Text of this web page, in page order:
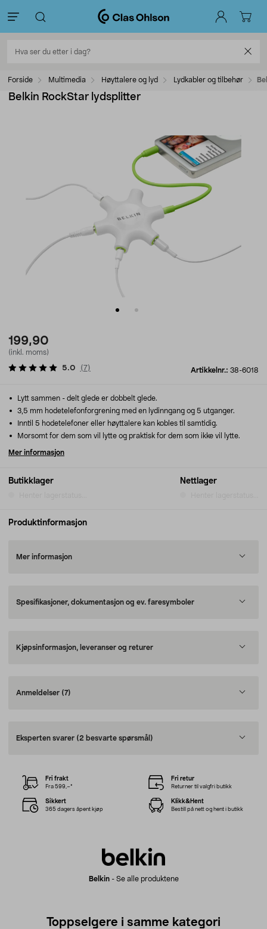
Forside Multimedia Høyttalere og lyd Lydkabler og tilbehør
Belkin RockStar lydsplitter
199,90
(inkl. moms)
Artikkelnr.: 38-6018
5.0 (7)
Butikklager Nettlager
Lytt sammen - delt glede er dobbelt glede.
3,5 mm hodetelefonforgrening med en lydinngang og 5 utganger.
Inntil 5 hodetelefoner eller høyttalere kan kobles til samtidig.
Morsomt for dem som vil lytte og praktisk for dem som ikke vil lytte.
Mer informasjon
Produktinformasjon
Mer informasjon
Spesifikasjoner, dokumentasjon og ev. faresymboler
Kjøpsinformasjon, leveranser og returer
Anmeldelser (7)
Eksperten svarer (2 besvarte spørsmål)
Belkin- Se alle produktene
Fri frakt
Fra 599,–*
Fri retur
Returner til valgfri butikk
Sikkert
365 dagers åpent kjøp
Klikk&Hent
Bestill på nett og hent i butikk
Toppselgere i samme kategori